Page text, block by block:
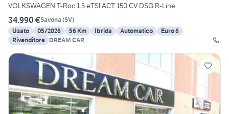
VOLKSWAGEN T-Roc 1.5 eTSI ACT 150 CV DSG R-Line
34.990 €Savona (SV)
Usato
05/2026 56 Km Ibrida Automatico
Euro 6
Rivenditore DREAM CAR